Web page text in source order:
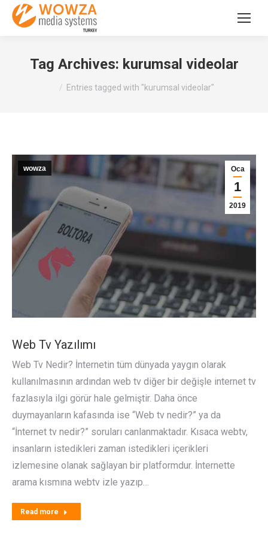
Tag Archives: kurumsal videolar
You are here:
Entries tagged with "kurumsal videolar"
Oca
1
2019
wowza
Web Tv Yazılımı
Web Tv Nedir? İnternetin tüm dünyada yaygın olarak
kullanılmasının ardından web tv diğer bir değişle internet tv
fazlasıyla ilgi görür hale gelmiştir. Daha önce
duymayanların kafasında ise “Web tv nedir?” ya da
“İnternet tv nedir?” soruları canlanmaktadır. Kısaca webtv,
insanların istedikleri zaman istedikleri içerikleri
izlemesine olanak sağlayan bir platformdur. İnternette
arama kısmına webtv izle yazıp…
Read more